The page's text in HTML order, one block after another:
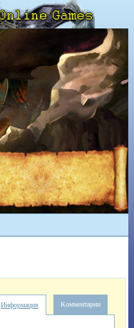
Комментарии
Информация